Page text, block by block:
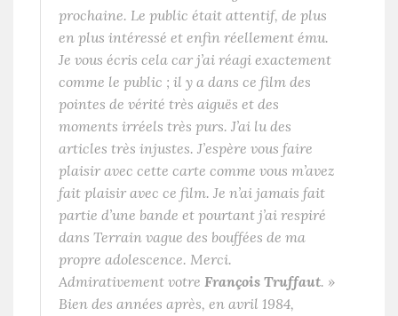
prochaine. Le public était attentif, de plus
en plus intéressé et enfin réellement ému.
Je vous écris cela car j’ai réagi exactement
comme le public ; il y a dans ce film des
pointes de vérité très aiguës et des
moments irréels très purs. J’ai lu des
articles très injustes. J’espère vous faire
plaisir avec cette carte comme vous m’avez
fait plaisir avec ce film. Je n’ai jamais fait
partie d’une bande et pourtant j’ai respiré
dans Terrain vague des bouffées de ma
propre adolescence. Merci.
Admirativement votre François Truffaut. »
Bien des années après, en avril 1984,